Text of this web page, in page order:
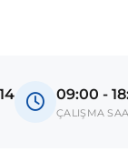
09:00 -
ÇALIŞMA